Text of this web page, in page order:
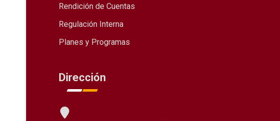
Rendición de Cuentas
Regulación Interna
Planes y Programas
Dirección